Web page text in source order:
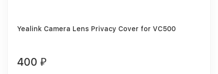
Yealink Camera Lens Privacy Cover for VC500
400 ₽